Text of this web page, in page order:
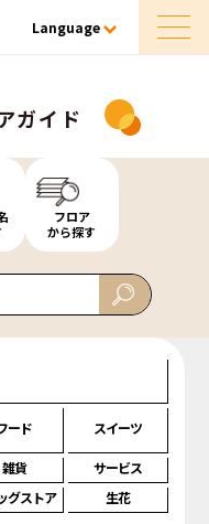
Language
ガイド
フロア
から探す
ード スイーツ
雑貨
サービス
グストア 生花